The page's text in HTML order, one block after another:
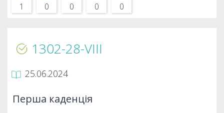
1 0 0 0 0
1302-28-VIII
25.06.2024
Перша каденція